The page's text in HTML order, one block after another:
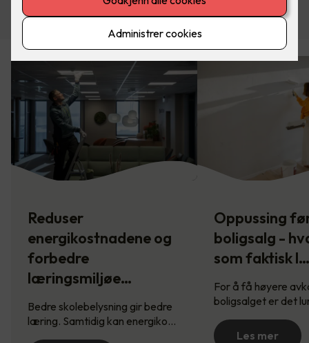
Reduser
energikostnadene og
forbedre
læringsmiljøe…
Bedre skolebelysning gir bedre
læring. Samtidig kan energiko…
Oppussing
boligsalg -
som faktisk l…
For å få høyere
boligsalget er det
Les mer